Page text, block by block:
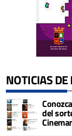
NOTICIAS DE
del